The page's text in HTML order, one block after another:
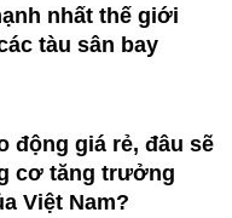
nhất thế giới
tàu sân bay
động giá rẻ, đâu sẽ
cơ tăng trưởng
Việt Nam?